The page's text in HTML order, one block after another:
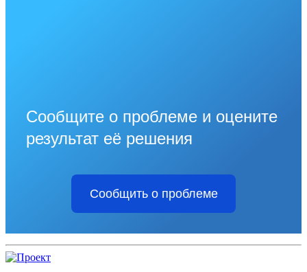
Сообщите о проблеме и оцените
результат её решения
Сообщить о проблеме